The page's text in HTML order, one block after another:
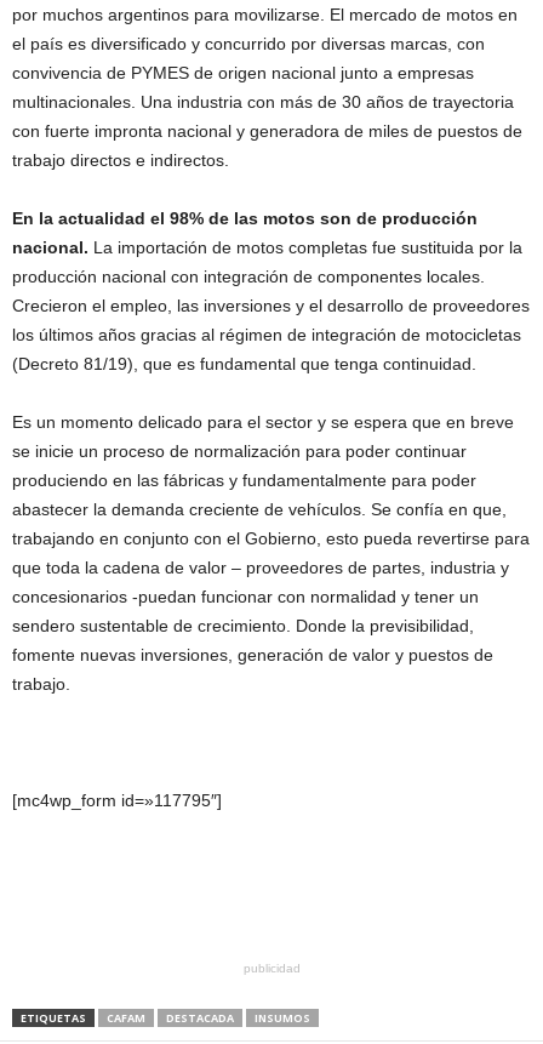
por muchos argentinos para movilizarse. El mercado de motos en
el país es diversificado y concurrido por diversas marcas, con
convivencia de PYMES de origen nacional junto a empresas
multinacionales. Una industria con más de 30 años de trayectoria
con fuerte impronta nacional y generadora de miles de puestos de
trabajo directos e indirectos.
En la actualidad el 98% de las motos son de producción
nacional. La importación de motos completas fue sustituida por la
producción nacional con integración de componentes locales.
Crecieron el empleo, las inversiones y el desarrollo de proveedores
los últimos años gracias al régimen de integración de motocicletas
(Decreto 81/19), que es fundamental que tenga continuidad.
Es un momento delicado para el sector y se espera que en breve
se inicie un proceso de normalización para poder continuar
produciendo en las fábricas y fundamentalmente para poder
abastecer la demanda creciente de vehículos. Se confía en que,
trabajando en conjunto con el Gobierno, esto pueda revertirse para
que toda la cadena de valor – proveedores de partes, industria y
concesionarios -puedan funcionar con normalidad y tener un
sendero sustentable de crecimiento. Donde la previsibilidad,
fomente nuevas inversiones, generación de valor y puestos de
trabajo.
[mc4wp_form id=»117795″]
publicidad
ETIQUETAS CAFAM DESTACADA INSUMOS